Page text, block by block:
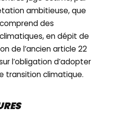
ambitieuse, que
des
en dépit de
de l’ancien article 22
l’obligation d’adopter
transition climatique.